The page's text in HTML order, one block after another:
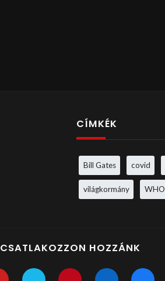
CÍMKÉK
Bill Gates covid
világkormány WHO
CSATLAKOZZON HOZZÁNK